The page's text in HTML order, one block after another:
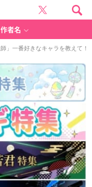
作者名
」一番好きなキャラを教えて！